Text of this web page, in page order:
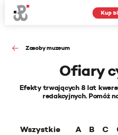
Kup
Zasoby muzeum
Ofiary
Efekty trwających 8 lat
redakcyjnych. Pomóż
Wszystkie A B C